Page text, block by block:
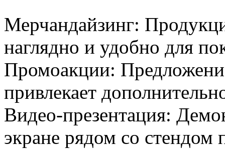
Мерчандайзинг:
наглядно и удобно для
Промоакции:
привлекает
Видео-презентация:
экране рядом со стендом